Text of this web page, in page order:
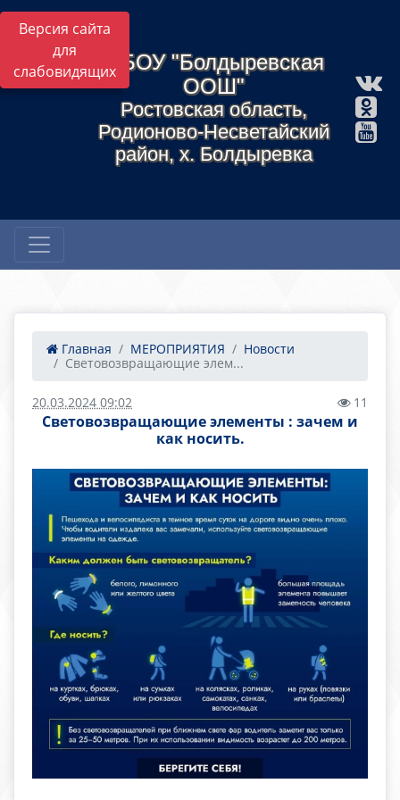
Версия сайта
для
слабовидящихМБОУ "Болдыревская
ООШ"
Ростовская область,
Родионово-Несветайский
район, х. Болдыревка
Главная МЕРОПРИЯТИЯ
Новости
Световозвращающие элем...
20.03.2024 09:02 11
Световозвращающие элементы : зачем и
как носить.